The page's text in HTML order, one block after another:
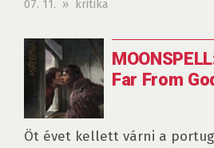
07. 11. » kritika
Far From
Öt évet kellett várni a